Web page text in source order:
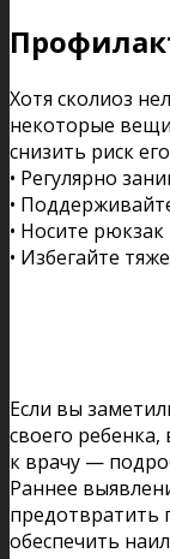
Хотя сколиоз
некоторые
снизить риск
• Регулярно
•
• Носите
• Избегайте
Если вы
своего
к врачу —
Раннее
предотвратить
обеспечить